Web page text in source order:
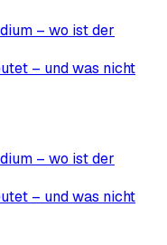
– wo ist der
– und was nicht
– wo ist der
– und was nicht